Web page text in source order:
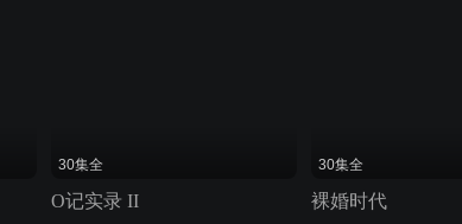
30集全
O记实录 II
30集全
裸婚时代